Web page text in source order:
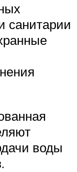
санитарии
воды